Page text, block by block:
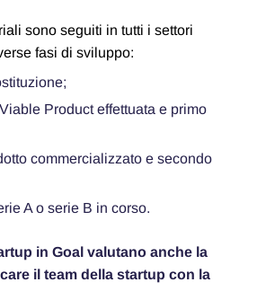
sono seguiti in tutti i settori
fasi di sviluppo:
Product effettuata e primo
commercializzato e secondo
A o serie B in corso.
in Goal valutano anche la
il team della startup con la